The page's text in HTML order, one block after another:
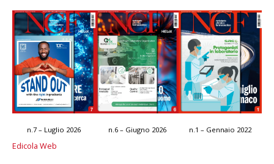
n.7 – Luglio 2026 n.6 – Giugno 2026 n.1 – Gennaio 2022
Edicola Web